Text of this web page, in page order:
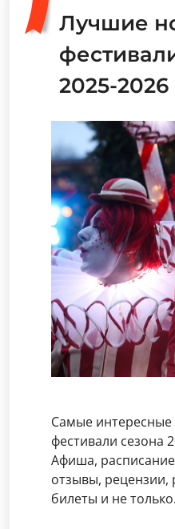
Лучшие
2025-2026
Самые интересные
фестивали сезона
Афиша,
отзывы, рецензии,
билеты и не только.